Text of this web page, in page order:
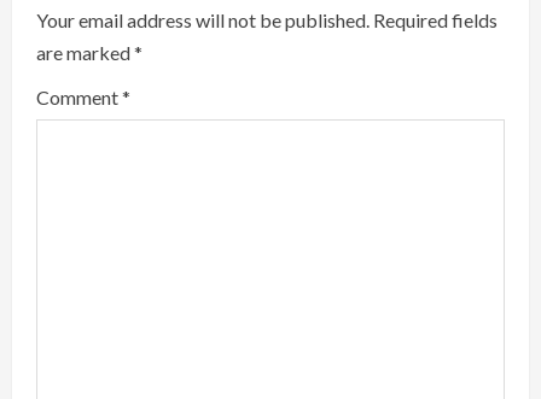
R
e
a
Your email address will not be published. Required fields
are marked*
Comment*